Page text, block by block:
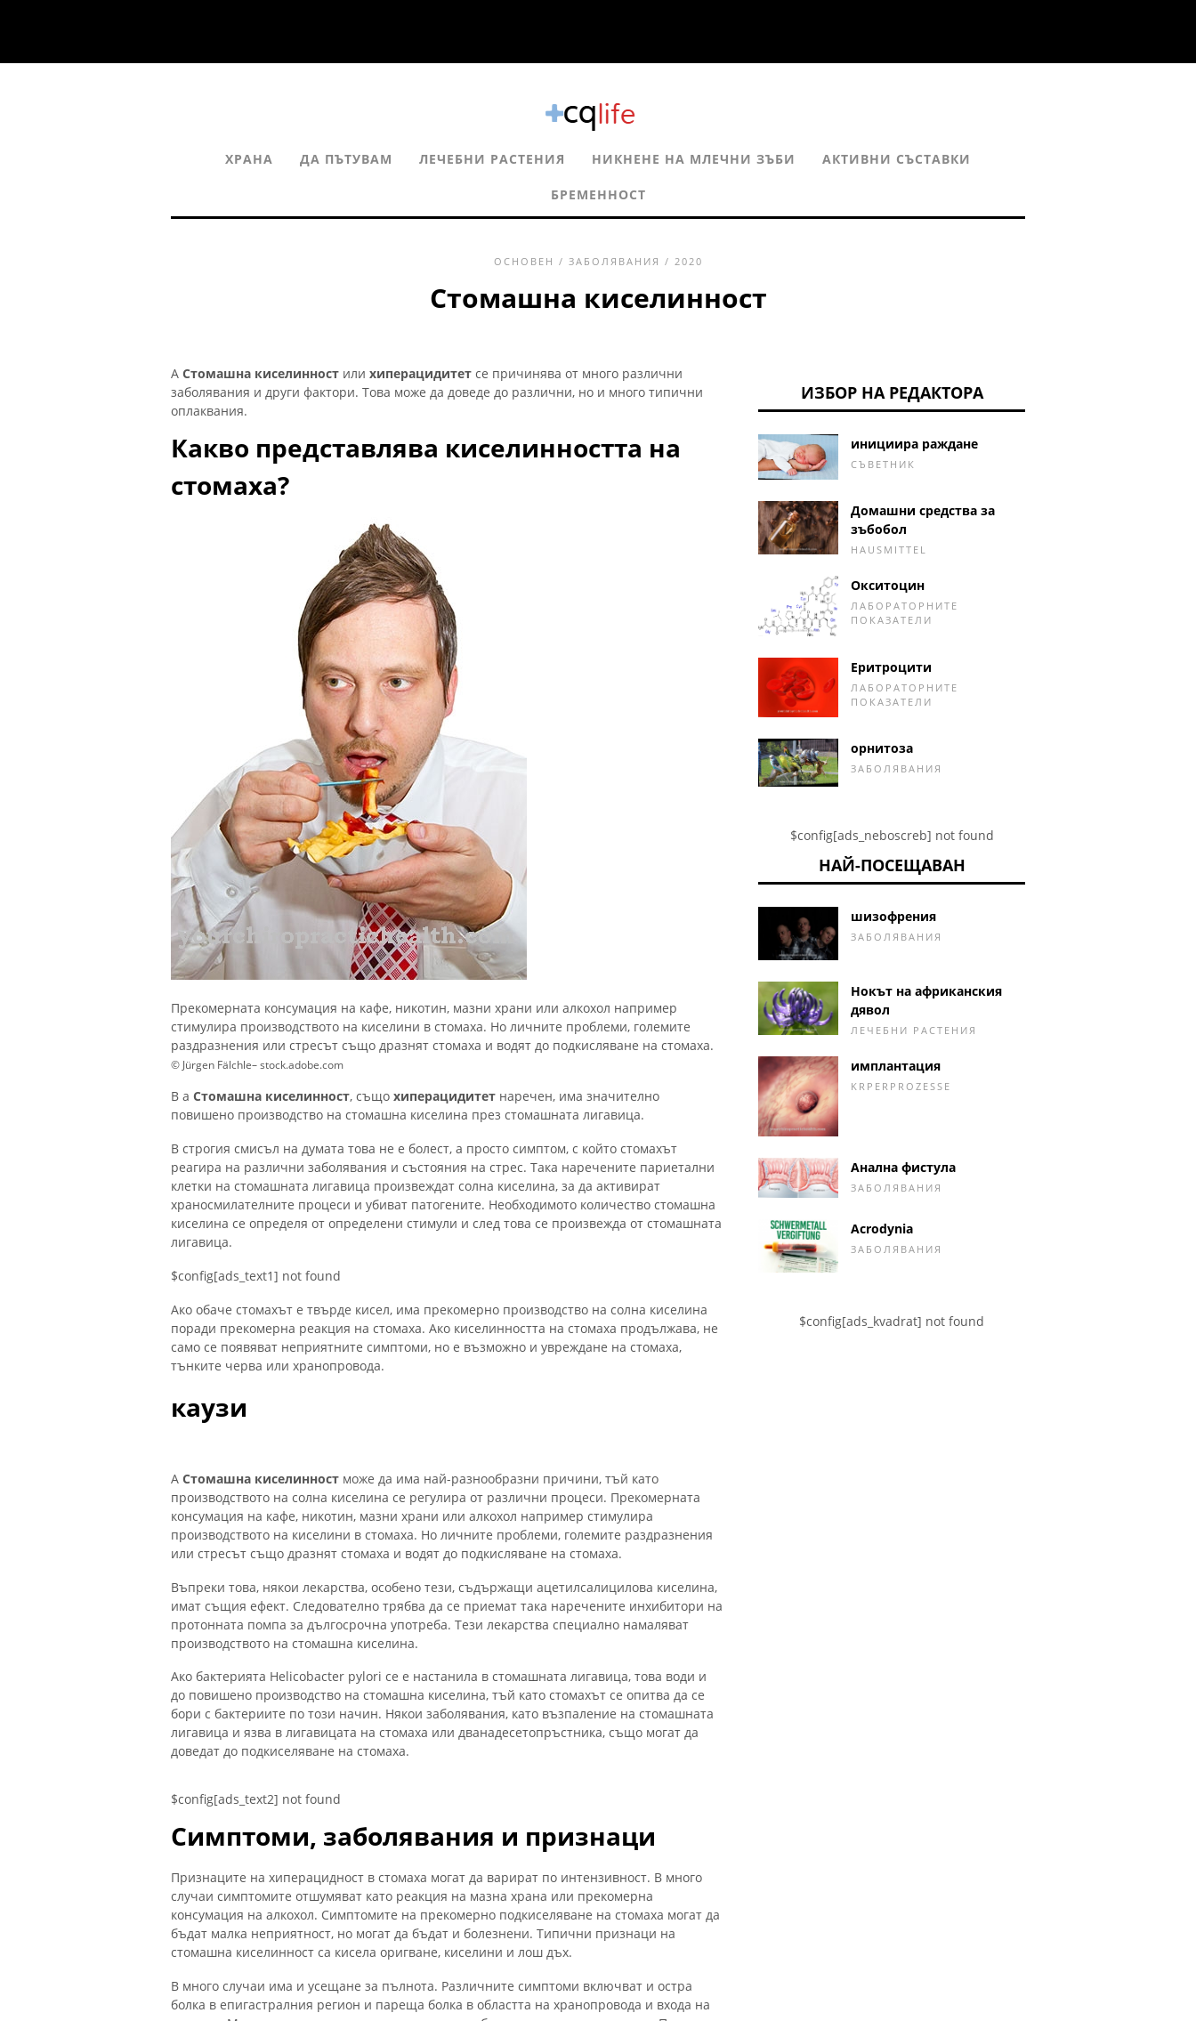
ХРАНА ДА ПЪТУВАМ ЛЕЧЕБНИ РАСТЕНИЯ НИКНЕНЕ НА МЛЕЧНИ ЗЪБИ АКТИВНИ СЪСТАВКИ
БРЕМЕННОСТ
ОСНОВЕН / ЗАБОЛЯВАНИЯ / 2020
Стомашна киселинност
А Стомашна киселинност или хиперацидитет се причинява от много различни
заболявания и други фактори. Това може да доведе до различни, но и много типични
оплаквания.
Какво представлява киселинността на
стомаха?
Прекомерната консумация на кафе, никотин, мазни храни или алкохол например
стимулира производството на киселини в стомаха. Но личните проблеми, големите
раздразнения или стресът също дразнят стомаха и водят до подкисляване на стомаха.
© Jürgen Fälchle– stock.adobe.com
В a Стомашна киселинност, също хиперацидитет наречен, има значително
повишено производство на стомашна киселина през стомашната лигавица.
В строгия смисъл на думата това не е болест, а просто симптом, с който стомахът
реагира на различни заболявания и състояния на стрес. Така наречените париетални
клетки на стомашната лигавица произвеждат солна киселина, за да активират
храносмилателните процеси и убиват патогените. Необходимото количество стомашна
киселина се определя от определени стимули и след това се произвежда от стомашната
лигавица.
$config[ads_text1] not found
Ако обаче стомахът е твърде кисел, има прекомерно производство на солна киселина
поради прекомерна реакция на стомаха. Ако киселинността на стомаха продължава, не
само се появяват неприятните симптоми, но е възможно и увреждане на стомаха,
тънките черва или хранопровода.
каузи
А Стомашна киселинност може да има най-разнообразни причини, тъй като
производството на солна киселина се регулира от различни процеси. Прекомерната
консумация на кафе, никотин, мазни храни или алкохол например стимулира
производството на киселини в стомаха. Но личните проблеми, големите раздразнения
или стресът също дразнят стомаха и водят до подкисляване на стомаха.
Въпреки това, някои лекарства, особено тези, съдържащи ацетилсалицилова киселина,
имат същия ефект. Следователно трябва да се приемат така наречените инхибитори на
протонната помпа за дългосрочна употреба. Тези лекарства специално намаляват
производството на стомашна киселина.
Ако бактерията Helicobacter pylori се е настанила в стомашната лигавица, това води и
до повишено производство на стомашна киселина, тъй като стомахът се опитва да се
бори с бактериите по този начин. Някои заболявания, като възпаление на стомашната
лигавица и язва в лигавицата на стомаха или дванадесетопръстника, също могат да
доведат до подкиселяване на стомаха.
$config[ads_text2] not found
Симптоми, заболявания и признаци
Признаците на хиперацидност в стомаха могат да варират по интензивност. В много
случаи симптомите отшумяват като реакция на мазна храна или прекомерна
консумация на алкохол. Симптомите на прекомерно подкиселяване на стомаха могат да
бъдат малка неприятност, но могат да бъдат и болезнени. Типични признаци на
стомашна киселинност са кисела оригване, киселини и лош дъх.
В много случаи има и усещане за пълнота. Различните симптоми включват и остра
болка в епигастралния регион и пареща болка в областта на хранопровода и входа на
ИЗБОР НА РЕДАКТОРА
инициира раждане
СЪВЕТНИК
Домашни средства за
зъбобол
HAUSMITTEL
Окситоцин
ЛАБОРАТОРНИТЕ
ПОКАЗАТЕЛИ
Еритроцити
ЛАБОРАТОРНИТЕ
ПОКАЗАТЕЛИ
орнитоза
ЗАБОЛЯВАНИЯ
$config[ads_neboscreb] not found
НАЙ-ПОСЕЩАВАН
шизофрения
ЗАБОЛЯВАНИЯ
Нокът на африканския
дявол
ЛЕЧЕБНИ РАСТЕНИЯ
имплантация
KRPERPROZESSE
Анална фистула
ЗАБОЛЯВАНИЯ
Acrodynia
ЗАБОЛЯВАНИЯ
$config[ads_kvadrat] not found